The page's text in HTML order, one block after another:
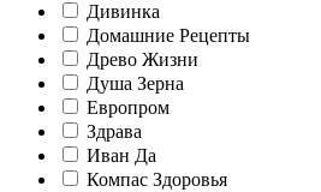
Дивинка
Домашние Рецепты
Древо Жизни
Душа Зерна
Европром
Здрава
Иван Да
Компас Здоровья